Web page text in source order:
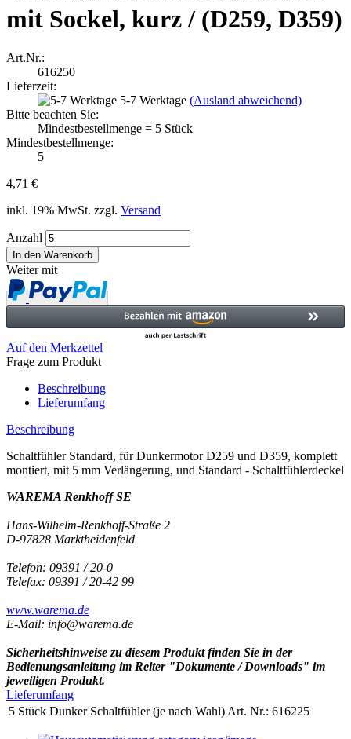
mit Sockel, kurz / (D259, D359)
Art.Nr.:
616250
Lieferzeit:
5-7 Werktage (Ausland abweichend)
Bitte beachten Sie:
Mindestbestellmenge = 5 Stück
Mindestbestellmenge:
5
4,71 €
inkl. 19% MwSt. zzgl. Versand
Anzahl
Weiter mit
Auf den Merkzettel
Frage zum Produkt
Beschreibung
Lieferumfang
Beschreibung
Schaltfühler Standard, für Dunkermotor D259 und D359, komplett
montiert, mit 5 mm Verlängerung, und Standard - Schaltfühlerdeckel
WAREMA Renkhoff SE
Hans-Wilhelm-Renkhoff-Straße 2
D-97828 Marktheidenfeld
Telefon: 09391 / 20-0
Telefax: 09391 / 20-42 99
www.warema.de
E-Mail: info@warema.de
Sicherheitshinweise zu diesem Produkt finden Sie in der
Bedienungsanleitung im Reiter "Dokumente / Downloads" im
jeweiligen Produkt.
Lieferumfang
5 Stück Dunker Schaltfühler (je nach Wahl) Art. Nr.: 616225